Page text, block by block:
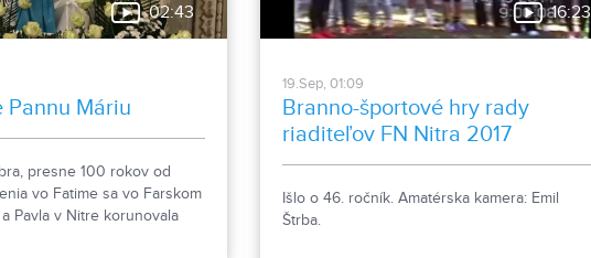
02:43
Pannu Máriu
presne 100 rokov od
vo Fatime sa vo Farskom
Pavla v Nitre korunovala
16:23
19.Sep, 01:09
Branno-športové hry rady
riaditeľov FN Nitra 2017
Išlo o 46. ročník. Amatérska kamera: Emil
Štrba.